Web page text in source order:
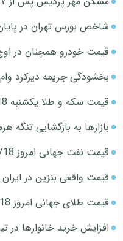
شاخص بورس تهران در
قیمت خودرو همچنان در
بخشودگی جریمه دیرکرد
قیمت سکه و طلا یکشنبه 18 مرداد 1405
بازارها به بازگشایی
قیمت نفت جهانی امروز 1405/05/18
قیمت واقعی بنزین در
قیمت طلای جهانی امروز 18 مرداد 1405
افزایش خرید خانوارها در